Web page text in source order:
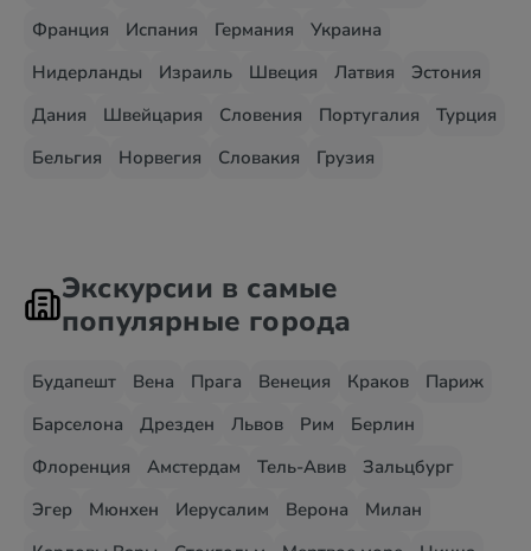
Франция
Испания Германия
Украина
Нидерланды
Израиль Швеция Латвия
Эстония
Дания
Швейцария Словения Португалия
Турция
Бельгия
Норвегия Словакия Грузия
Экскурсии в самые
популярные города
Будапешт Вена Прага Венеция Краков
Париж
Барселона
Дрезден Львов Рим
Берлин
Флоренция
Амстердам Тель-Авив
Зальцбург
Эгер
Мюнхен Иерусалим Верона
Милан